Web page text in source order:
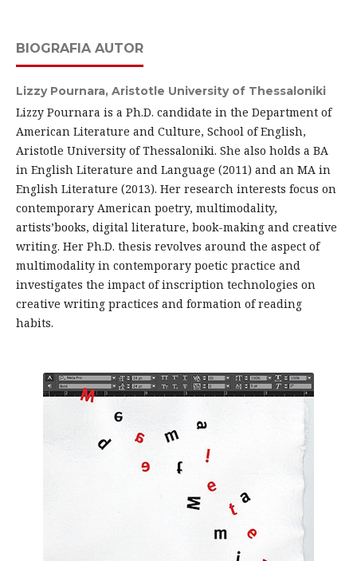
BIOGRAFIA AUTOR
Lizzy Pournara, Aristotle University of Thessaloniki
Lizzy Pournara is a Ph.D. candidate in the Department of
American Literature and Culture, School of English,
Aristotle University of Thessaloniki. She also holds a BA
in English Literature and Language (2011) and an MA in
English Literature (2013). Her research interests focus on
contemporary American poetry, multimodality,
artists’books, digital literature, book-making and creative
writing. Her Ph.D. thesis revolves around the aspect of
multimodality in contemporary poetic practice and
investigates the impact of inscription technologies on
creative writing practices and formation of reading
habits.